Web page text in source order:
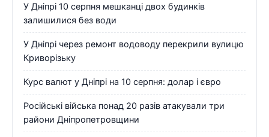
У Дніпрі 10 серпня мешканці двох будинків
залишилися без води
У Дніпрі через ремонт водоводу перекрили вулицю
Криворізьку
Курс валют у Дніпрі на 10 серпня: долар і євро
Російські війська понад 20 разів атакували три
райони Дніпропетровщини